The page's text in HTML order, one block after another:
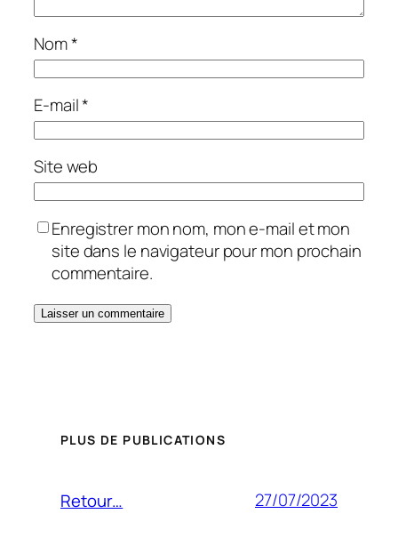
Nom*
E-mail*
Site web
Enregistrer mon nom, mon e-mail et mon
site dans le navigateur pour mon prochain
commentaire.
PLUS DE PUBLICATIONS
Retour… 27/07/2023